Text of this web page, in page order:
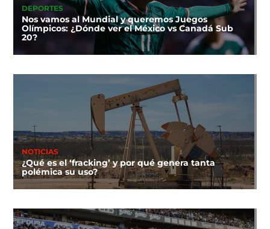
DEPORTES
Nos vamos al Mundial y queremos Juegos
Olímpicos: ¿Dónde ver el México vs Canadá Sub
20?
NOTICIAS
¿Qué es el ‘fracking’ y por qué genera tanta
polémica su uso?